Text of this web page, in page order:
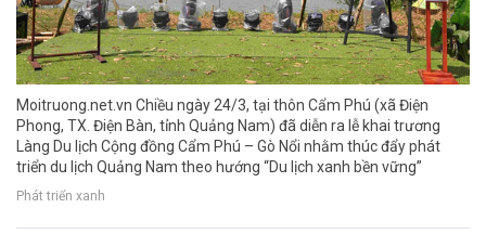
Moitruong.net.vn Chiều ngày 24/3, tại thôn Cẩm Phú (xã Điện
Phong, TX. Điện Bàn, tỉnh Quảng Nam) đã diễn ra lễ khai trương
Làng Du lịch Cộng đồng Cẩm Phú – Gò Nổi nhằm thúc đẩy phát
triển du lịch Quảng Nam theo hướng “Du lịch xanh bền vững”
Phát triển xanh